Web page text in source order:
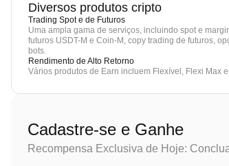
Diversos produtos cripto
Trading Spot e de Futuros
Uma ampla gama de serviços, incluindo spot e
futuros USDT-M e Coin-M, copy trading de futuros,
bots.
Rendimento de Alto Retorno
Vários produtos de Earn incluem Flexível, Flexi Max
Cadastre-se e Ganhe
Recompensa Exclusiva de Hoje: